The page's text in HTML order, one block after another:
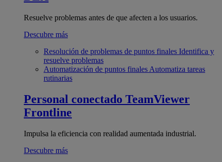
Resuelve problemas antes de que afecten a los usuarios.
Descubre más
Resolución de problemas de puntos finales Identifica y
resuelve problemas
Automatización de puntos finales Automatiza tareas
rutinarias
Personal conectado TeamViewer
Frontline
Impulsa la eficiencia con realidad aumentada industrial.
Descubre más